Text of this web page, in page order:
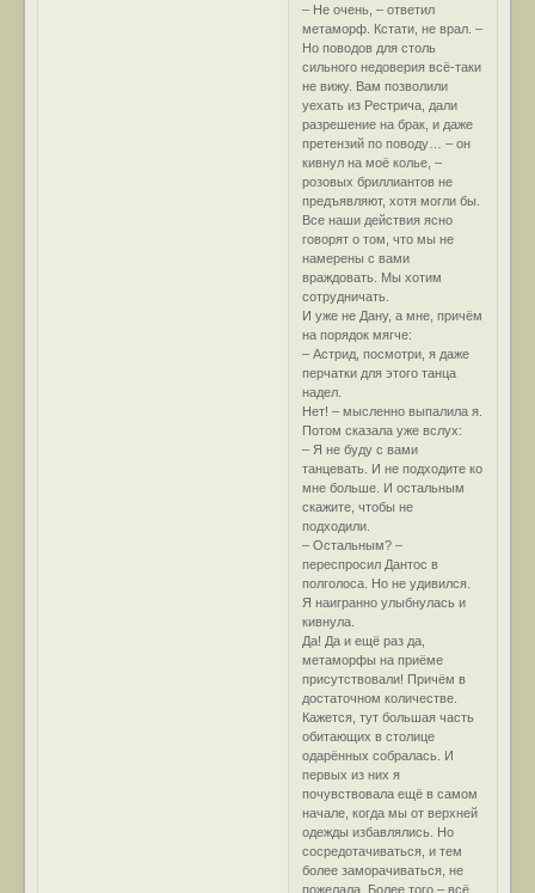
– Не очень, – ответил
метаморф. Кстати, не врал. –
Но поводов для столь
сильного недоверия всё-таки
не вижу. Вам позволили
уехать из Рестрича, дали
разрешение на брак, и даже
претензий по поводу… – он
кивнул на моё колье, –
розовых бриллиантов не
предъявляют, хотя могли бы.
Все наши действия ясно
говорят о том, что мы не
намерены с вами
враждовать. Мы хотим
сотрудничать.
И уже не Дану, а мне, причём
на порядок мягче:
– Астрид, посмотри, я даже
перчатки для этого танца
надел.
Нет! – мысленно выпалила я.
Потом сказала уже вслух:
– Я не буду с вами
танцевать. И не подходите ко
мне больше. И остальным
скажите, чтобы не
подходили.
– Остальным? –
переспросил Дантос в
полголоса. Но не удивился.
Я наигранно улыбнулась и
кивнула.
Да! Да и ещё раз да,
метаморфы на приёме
присутствовали! Причём в
достаточном количестве.
Кажется, тут большая часть
обитающих в столице
одарённых собралась. И
первых из них я
почувствовала ещё в самом
начале, когда мы от верхней
одежды избавлялись. Но
сосредотачиваться, и тем
более заморачиваться, не
пожелала. Более того – всё